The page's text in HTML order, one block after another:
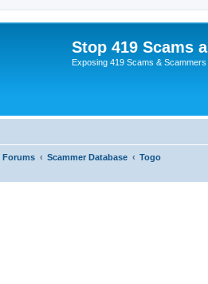
Stop 419 Scams
Exposing 419 Scams & Scammers
Forums Scammer Database Togo